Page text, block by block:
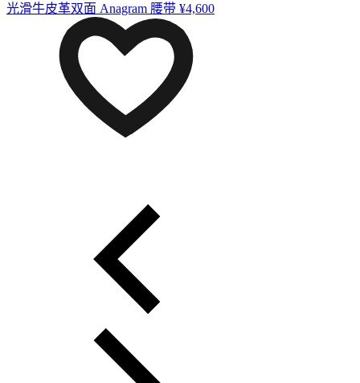
光滑牛皮革双面 Anagram 腰带 ¥4,600